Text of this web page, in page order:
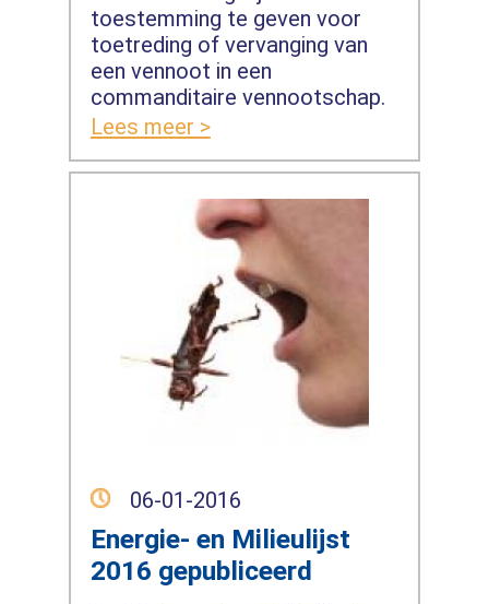
toestemming te geven voor
toetreding of vervanging van
een vennoot in een
commanditaire vennootschap.
Lees meer >
06-01-2016
Energie- en Milieulijst
2016 gepubliceerd